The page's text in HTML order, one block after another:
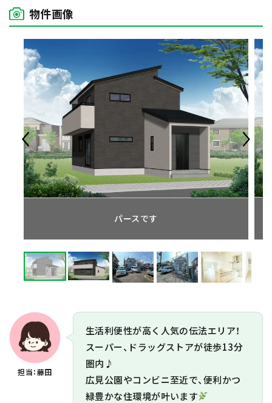
物件画像
パースです
担当：藤田
生活利便性が高く人気の伝法エリア！
スーパー、ドラッグストアが徒歩13分
圏内♪
広見公園やコンビニ至近で、便利かつ
緑豊かな住環境が叶います